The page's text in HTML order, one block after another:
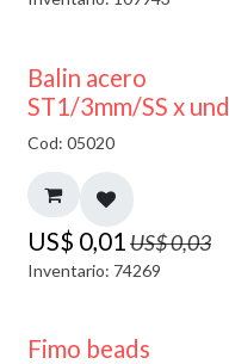
50% DESCUENTO
Balin acero
ST1/3mm/SS x und
Cod: 05020
US$ 0,01US$0,03
Inventario: 74269
Fimo beads